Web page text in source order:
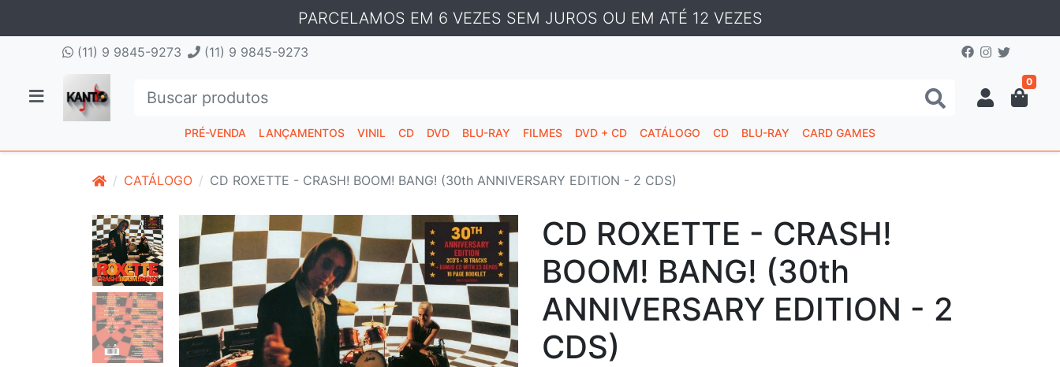
PARCELAMOS EM 6 VEZES SEM JUROS OU EM ATÉ 12 VEZES
(11) 9 9845-9273 (11) 9 9845-9273
0
PRÉ-VENDA LANÇAMENTOS VINIL CD DVD BLU-RAY FILMES DVD + CD CATÁLOGO CD BLU-RAY CARD GAMES
CATÁLOGO CD ROXETTE - CRASH! BOOM! BANG! (30th ANNIVERSARY EDITION - 2 CDS)
CD ROXETTE - CRASH!
BOOM! BANG! (30th
ANNIVERSARY EDITION - 2
CDS)